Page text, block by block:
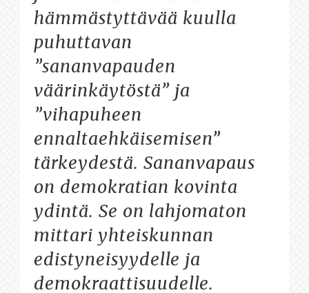
hämmästyttävää kuulla
puhuttavan
”sananvapauden
väärinkäytöstä” ja
”vihapuheen
ennaltaehkäisemisen”
tärkeydestä. Sananvapaus
on demokratian kovinta
ydintä. Se on lahjomaton
mittari yhteiskunnan
edistyneisyydelle ja
demokraattisuudelle.